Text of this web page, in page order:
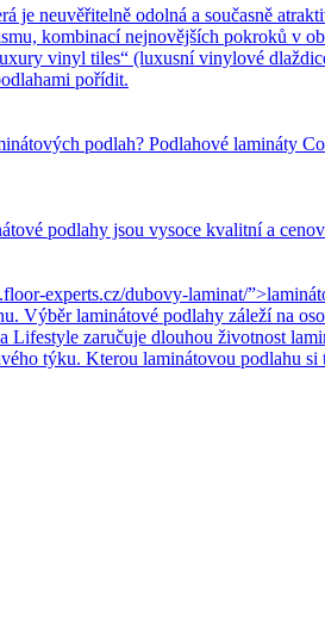
je neuvěřitelně odolná a současně
kombinací nejnovějších pokroků v
vinyl tiles“ (luxusní vinylové
pořídit.
podlah? Podlahové lamináty
podlahy jsou vysoce kvalitní a
experts.cz/dubovy-laminat/
Výběr laminátové podlahy záleží na
Lifestyle zaručuje dlouhou životnost
týku. Kterou laminátovou podlahu si